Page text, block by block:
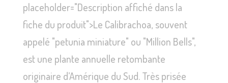
placeholder="Description affiché dans la
fiche du produit">Le Calibrachoa, souvent
appelé "petunia miniature" ou "Million Bells",
est une plante annuelle retombante
originaire d’Amérique du Sud. Très prisée